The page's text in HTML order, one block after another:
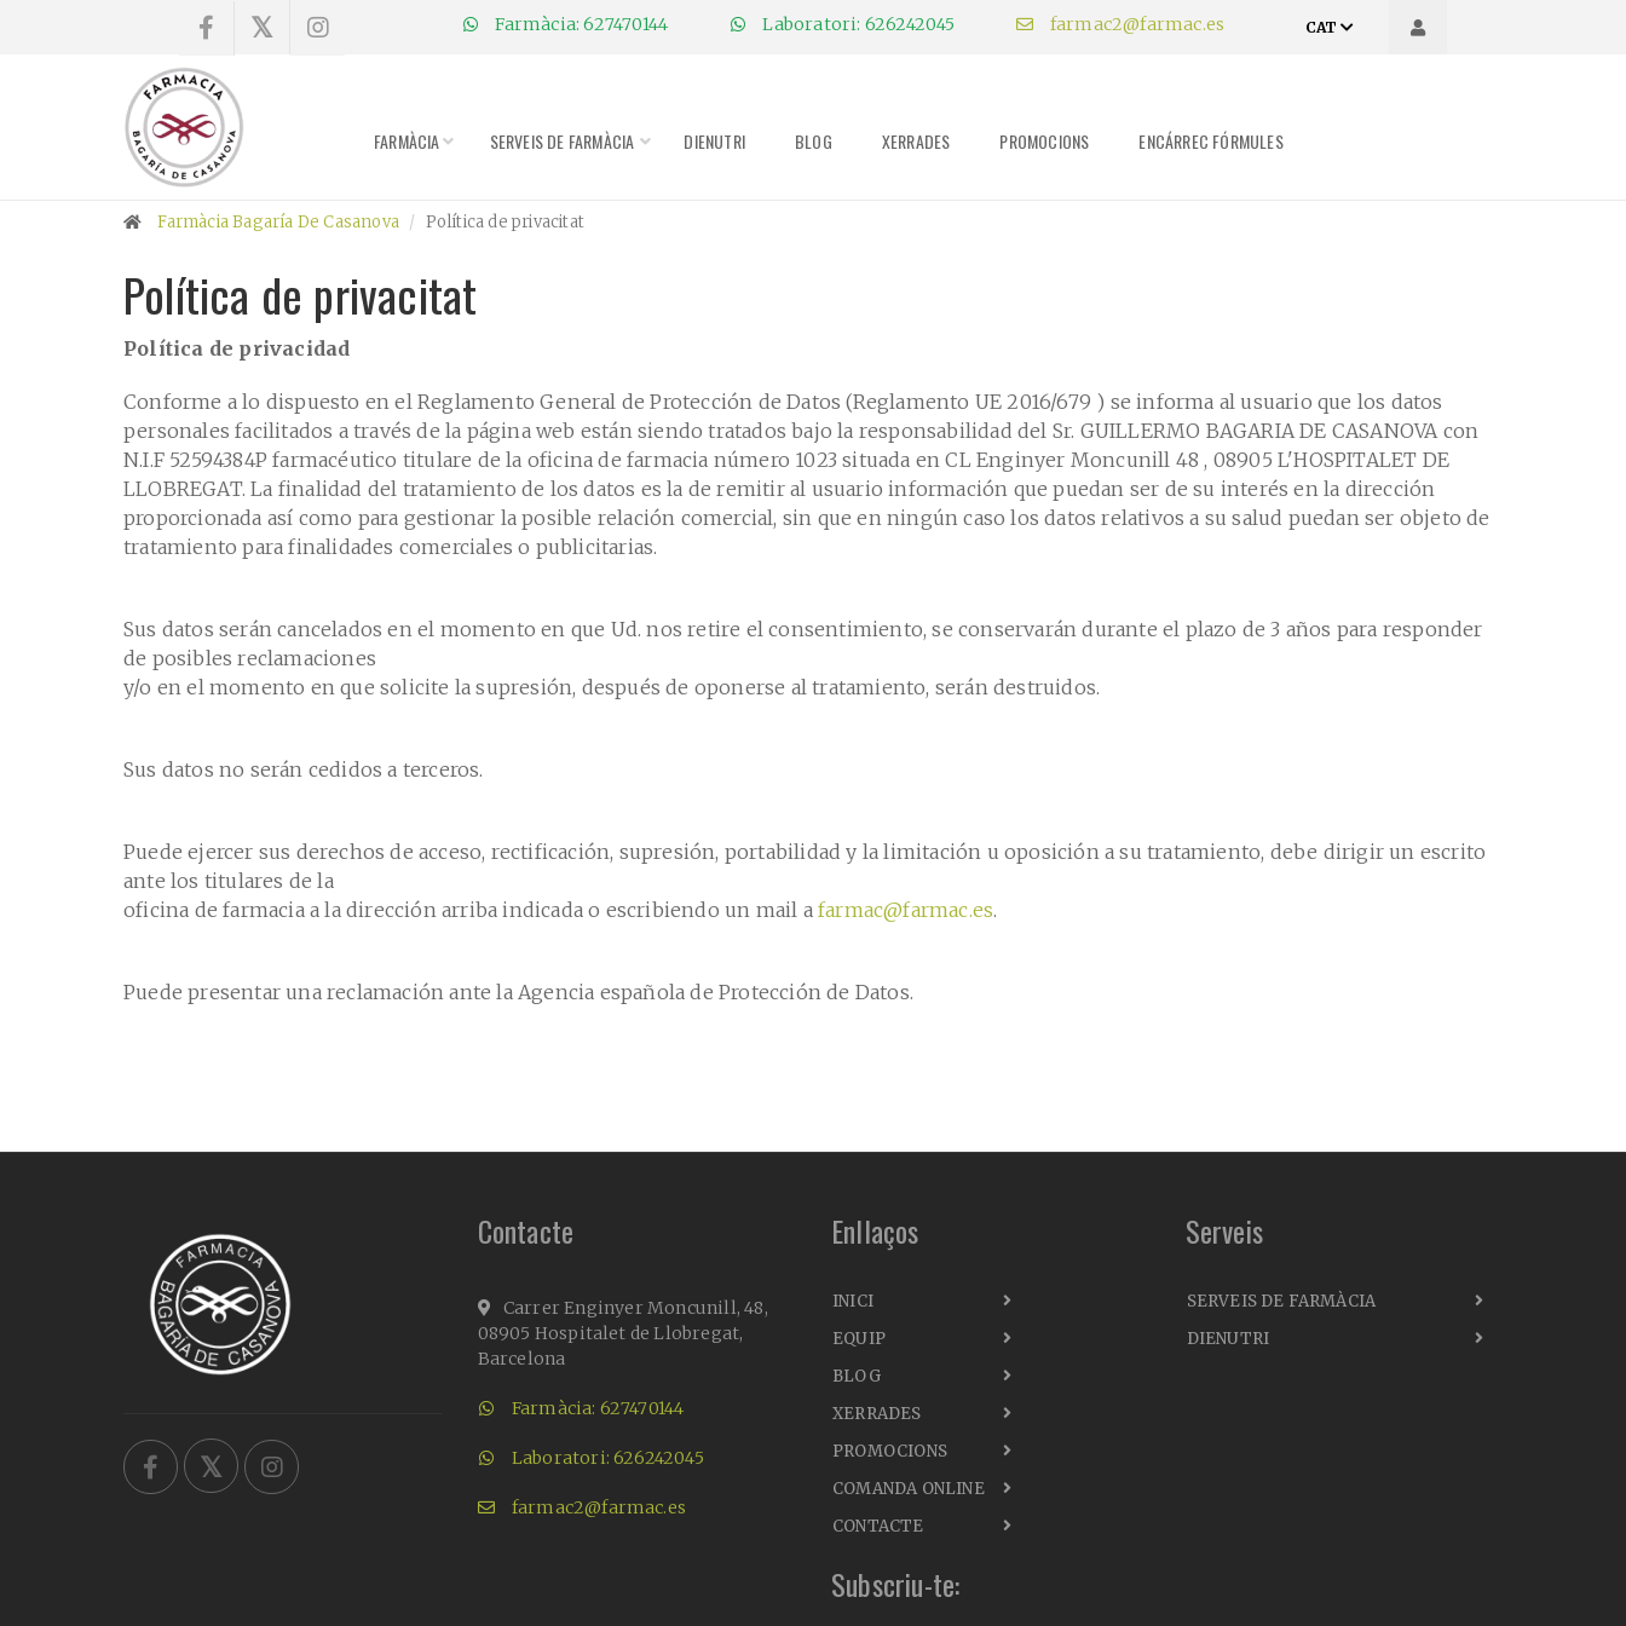
Farmàcia: 627470144 Laboratori: 626242045 farmac2@farmac.es CAT
FARMÀCIA SERVEIS DE FARMÀCIA DIENUTRI BLOG XERRADES PROMOCIONS ENCÁRREC FÓRMULES
Compra
Farmàcia
Xerrades
Promocions
Encárrec
fórmules
Farmàcia Bagaría De Casanova Política de privacitat
Política de privacitat
Política de privacidad
Conforme a lo dispuesto en el Reglamento General de Protección de Datos (Reglamento UE 2016/679 ) se informa al usuario que los datos
personales facilitados a través de la página web están siendo tratados bajo la responsabilidad del Sr. GUILLERMO BAGARIA DE CASANOVA con
N.I.F 52594384P farmacéutico titulare de la oficina de farmacia número 1023 situada en CL Enginyer Moncunill 48 , 08905 L'HOSPITALET DE
LLOBREGAT. La finalidad del tratamiento de los datos es la de remitir al usuario información que puedan ser de su interés en la dirección
proporcionada así como para gestionar la posible relación comercial, sin que en ningún caso los datos relativos a su salud puedan ser objeto de
tratamiento para finalidades comerciales o publicitarias.
Sus datos serán cancelados en el momento en que Ud. nos retire el consentimiento, se conservarán durante el plazo de 3 años para responder
de posibles reclamaciones
y/o en el momento en que solicite la supresión, después de oponerse al tratamiento, serán destruidos.
Sus datos no serán cedidos a terceros.
Puede ejercer sus derechos de acceso, rectificación, supresión, portabilidad y la limitación u oposición a su tratamiento, debe dirigir un escrito
ante los titulares de la
oficina de farmacia a la dirección arriba indicada o escribiendo un mail afarmac@farmac.es.
Puede presentar una reclamación ante la Agencia española de Protección de Datos.
Contacte
Carrer Enginyer Moncunill, 48,
08905 Hospitalet de Llobregat,
Barcelona
Farmàcia: 627470144
Laboratori: 626242045
farmac2@farmac.es
Enllaços
INICI
EQUIP
BLOG
XERRADES
PROMOCIONS
COMANDA ONLINE
CONTACTE
Serveis
SERVEIS DE FARMÀCIA
DIENUTRI
Subscriu-te: